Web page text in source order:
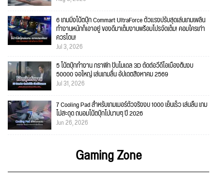
6 เกมมิ่งโน้ตบุ๊ก Commart UltraForce ตัวแรงปรับสุดเล่นเกมเพลิน
ทำงานหนักก็เอาอยู่ ของดีมาเต็มงานพร้อมโปรจัดเต็ม! คอมใครเก่า
ควรโดน!
Jul 3, 2026
5 โน้ตบุ๊กทำงาน กราฟิก ปั้นโมเดล 3D ตัดต่อวีดีโอเบื้องต้นงบ
50000 จอใหญ่ เล่นเกมลื่น อัปเดตสิงหาคม 2569
Jul 31, 2026
7 Cooling Pad สำหรับเกมเมอร์ตัวจริงงบ 1000 เย็นเร็ว เล่นลื่น เกม
ไม่สะดุด ถนอมโน้ตบุ๊กไปนานๆ ปี 2026
Jun 26, 2026
Gaming Zone